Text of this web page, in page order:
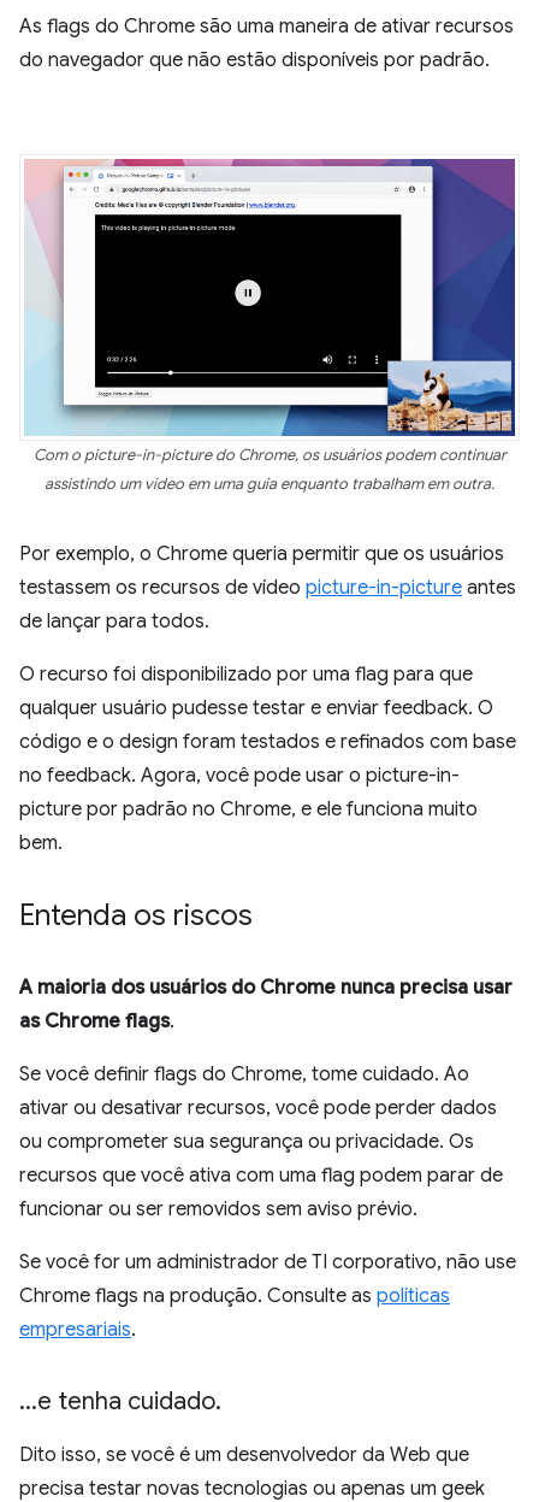
As flags do Chrome são uma maneira de ativar recursos
do navegador que não estão disponíveis por padrão.
Com o picture-in-picture do Chrome, os usuários podem continuar
assistindo um vídeo em uma guia enquanto trabalham em outra.
Por exemplo, o Chrome queria permitir que os usuários
testassem os recursos de vídeo picture-in-picture antes
de lançar para todos.
O recurso foi disponibilizado por uma flag para que
qualquer usuário pudesse testar e enviar feedback. O
código e o design foram testados e refinados com base
no feedback. Agora, você pode usar o picture-in-
picture por padrão no Chrome, e ele funciona muito
bem.
Entenda os riscos
A maioria dos usuários do Chrome nunca precisa usar
as Chrome flags.
Se você definir flags do Chrome, tome cuidado. Ao
ativar ou desativar recursos, você pode perder dados
ou comprometer sua segurança ou privacidade. Os
recursos que você ativa com uma flag podem parar de
funcionar ou ser removidos sem aviso prévio.
Se você for um administrador de TI corporativo, não use
Chrome flags na produção. Consulte as políticas
empresariais.
...e tenha cuidado.
Dito isso, se você é um desenvolvedor da Web que
precisa testar novas tecnologias ou apenas um geek